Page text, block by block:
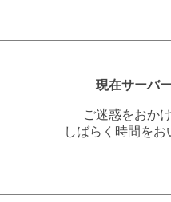
現在サーバ
ご迷惑をおか
しばらく時間を